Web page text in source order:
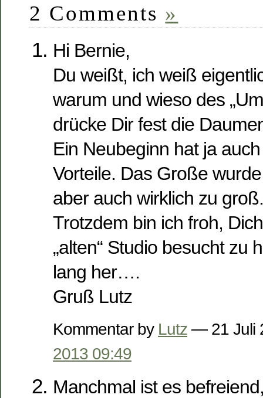
2 Comments »
Hi Bernie,
Du weißt, ich weiß
warum und wieso des
drücke Dir fest die
Ein Neubeginn hat ja
Vorteile. Das Große
aber auch wirklich zu groß.
Trotzdem bin ich froh,
„alten“ Studio besucht
lang her….
Gruß Lutz
Kommentar by Lutz — 21 Juli
2013 09:49
Manchmal ist es